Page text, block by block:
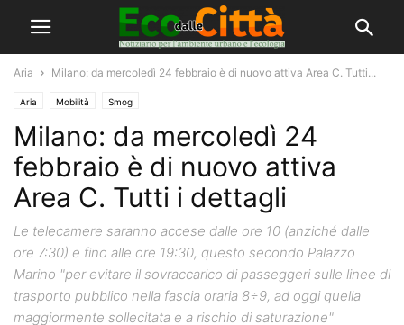
Aria Milano: da mercoledì 24 febbraio è di nuovo attiva Area C. Tutti...
Aria Mobilità Smog
Milano: da mercoledì 24
febbraio è di nuovo attiva
Area C. Tutti i dettagli
Le telecamere saranno accese dalle ore 10 (anziché dalle
ore 7:30) e fino alle ore 19:30, questo secondo Palazzo
Marino "per evitare il sovraccarico di passeggeri sulle linee di
trasporto pubblico nella fascia oraria 8÷9, ad oggi quella
maggiormente sollecitata e a rischio di saturazione"